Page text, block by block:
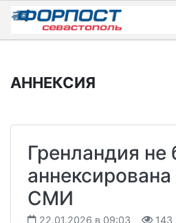
Skip
content
АННЕКСИЯ
Гренландия не
СМИ
22.01.2026 в 09:03 143